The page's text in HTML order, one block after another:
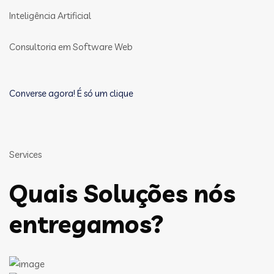
Inteligência Artificial
Consultoria em Software Web
Converse agora! É só um clique
Services
Quais Soluções nós
entregamos?